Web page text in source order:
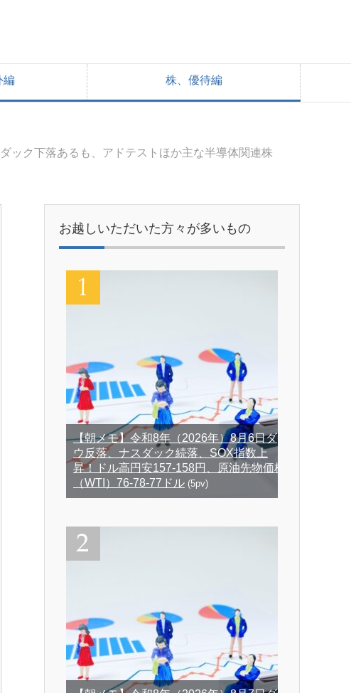
編 株、優待編
ック下落あるも、アドテストほか主な半導体関連株
お越しいただいた方々が多いもの
【朝メモ】令和8年（2026年）8月6日ダ
ウ反落、ナスダック続落、SOX指数上
昇！ドル高円安157-158円、原油先物価格
（WTI）76-78-77ドル (5pv)